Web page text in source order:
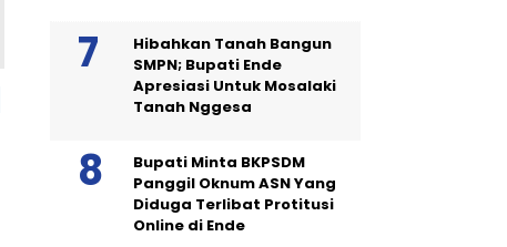
Hibahkan Tanah Bangun
SMPN; Bupati Ende
Apresiasi Untuk Mosalaki
Tanah Nggesa
Bupati Minta BKPSDM
Panggil Oknum ASN Yang
Diduga Terlibat Protitusi
Online di Ende